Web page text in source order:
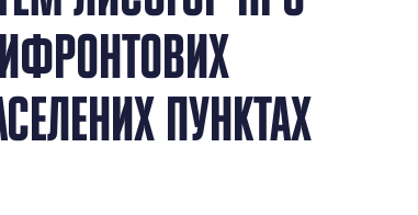
ПУНКТАХ